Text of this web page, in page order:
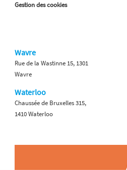
Gestion des cookies
Wavre
Rue de la Wastinne 15, 1301
Wavre
Waterloo
Chaussée de Bruxelles 315,
1410 Waterloo